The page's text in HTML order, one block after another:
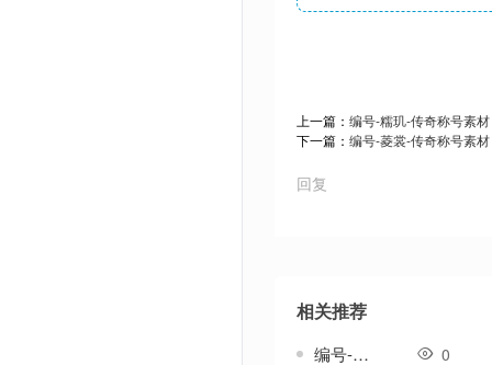
上一篇： 编号-糯玑-传奇称号素材
下一篇： 编号-菱裳-传奇称号素材
回复
相关推荐
编号-雄浑套-传奇分体剑甲素材 0